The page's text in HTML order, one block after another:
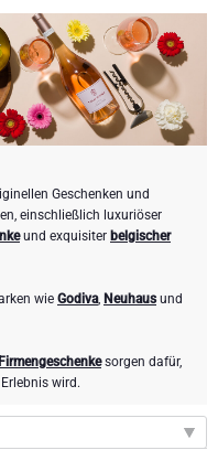
Wein
Geschenken und
einschließlich luxuriöser
und exquisiter belgischer
wie Godiva, Neuhausund
sorgen dafür,
wird.